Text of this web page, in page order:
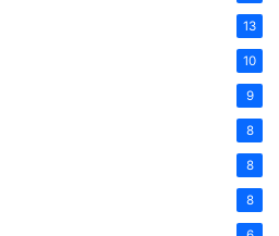
13
10
9
8
8
8